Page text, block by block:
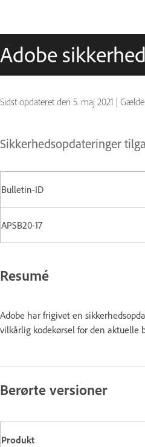
Adobe
Sidst opdateret den 5. maj 2021 |
Sikkerhedsopdateringer
Bulletin-ID
APSB20-17
Resumé
Adobe har frigivet en
vilkårlig kodekørsel for den aktuelle
Berørte versioner
Produkt